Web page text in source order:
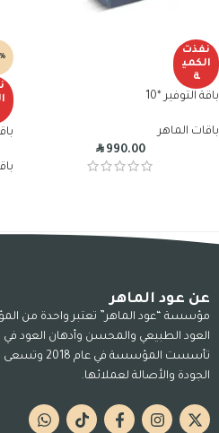
نفذت
الكمي
ة
باقة التوفير *10
باقات الماهر
R990.00
عن عود الماهر
مؤسسة “عود الماهر” تعتبر واحدة من
العود الطبيعي والمحسن وأدهان العود في
تأسست
الجودة والأصالة لعملائها.